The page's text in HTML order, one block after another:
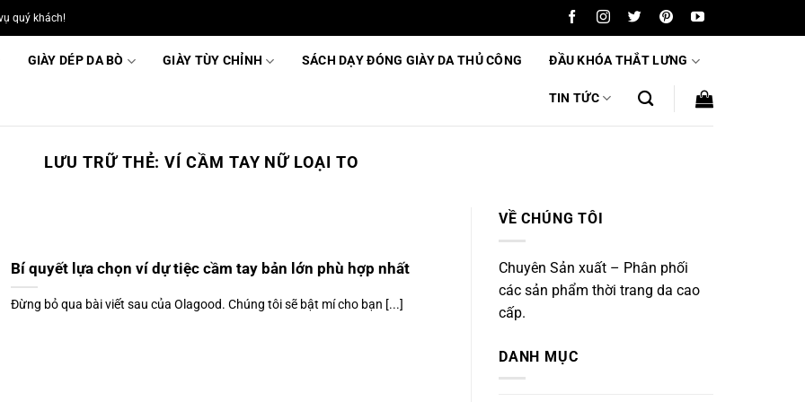
quý khách!
GIÀY DÉP DA BÒ GIÀY TÙY CHỈNH SÁCH DẠY ĐÓNG GIÀY DA THỦ CÔNG ĐẦU KHÓA THẮT LƯNG
TIN TỨC
LƯU TRỮ THẺ:VÍ CẦM TAY NỮ LOẠI TO
Bí quyết lựa chọn ví dự tiệc cầm tay bản lớn phù hợp nhất
Đừng bỏ qua bài viết sau của Olagood. Chúng tôi sẽ bật mí cho bạn [...]
VỀ CHÚNG TÔI
Chuyên Sản xuất – Phân phối
các sản phẩm thời trang da cao
cấp.
DANH MỤC